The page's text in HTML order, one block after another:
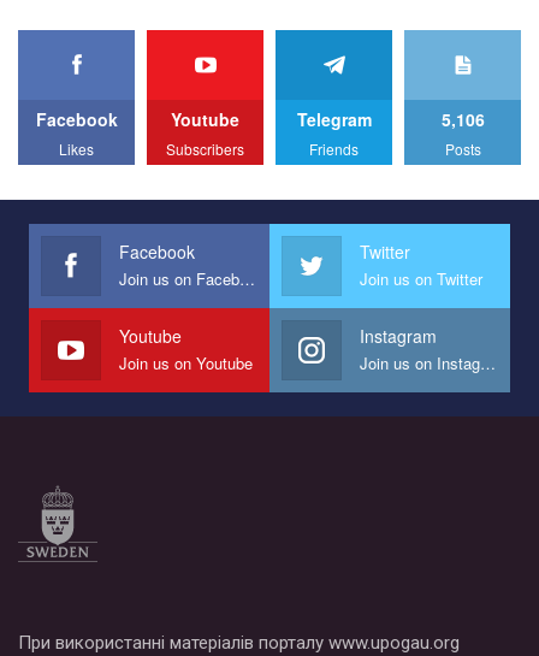
Facebook
Likes
Youtube
Subscribers
Telegram
Friends
5,106
Posts
Facebook
Join us on Facebook
Twitter
Join us on Twitter
Youtube
Join us on Youtube
Instagram
Join us on Instagram
При використанні матеріалів порталу www.upogau.org